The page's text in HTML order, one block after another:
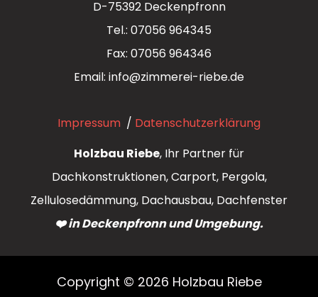
D-75392 Deckenpfronn
Tel.: 07056 964345
Fax: 07056 964346
Email: info@zimmerei-riebe.de
Impressum / Datenschutzerklärung
Holzbau Riebe, Ihr Partner für
Dachkonstruktionen, Carport, Pergola,
Zellulosedämmung, Dachausbau, Dachfenster
❤️ in Deckenpfronn und Umgebung.
Copyright © 2026 Holzbau Riebe